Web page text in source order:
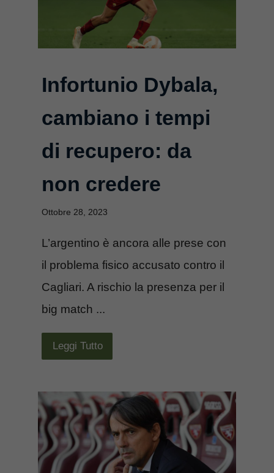
Infortunio Dybala,
cambiano i tempi
di recupero: da
non credere
Ottobre 28, 2023
L’argentino è ancora alle prese con
il problema fisico accusato contro il
Cagliari. A rischio la presenza per il
big match ...
Leggi Tutto